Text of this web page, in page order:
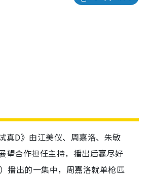
真D》由江美仪、周嘉洛、朱敏
望合作担任主持，播出后赢尽好
播出的一集中，周嘉洛就单枪匹